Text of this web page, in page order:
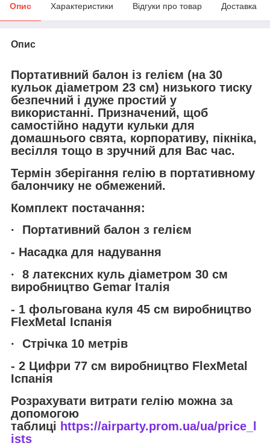
Опис Характеристики Відгуки про товар Доставка
Опис
Портативний балон із гелієм (на 30
кульок діаметром 23 см) низького тиску
безпечний і дуже простий у
використанні. Призначений, щоб
самостійно надути кульки для
домашнього свята, корпоративу, пікніка,
весілля тощо в зручний для Вас час.
Термін зберігання гелію в портативному
балончику не обмежений.
Комплект постачання:
· Портативний балон з гелієм
- Насадка для надування
· 8 латексних куль діаметром 30 см
виробництво Gemar Італія
- 1 фольгована куля 45 см виробництво
FlexMetal Іспанія
· Стрічка 10 метрів
- 2 Цифри 77 см виробництво FlexMetal
Іспанія
Розрахувати витрати гелію можна за
допомогою
таблиці https://airparty.prom.ua/ua/price_l
ists